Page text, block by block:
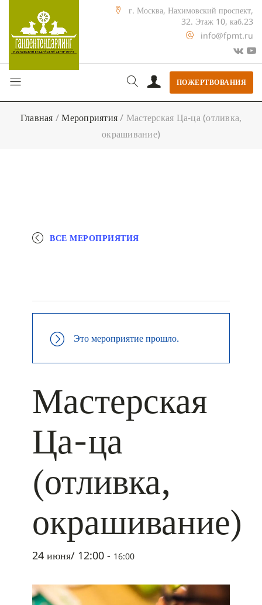
г. Москва, Нахимовский проспект,
32. Этаж 10, каб.23
info@fpmt.ru
ПОЖЕРТВОВАНИЯ
Главная /Мероприятия/ Мастерская Ца-ца (отливка,
окрашивание)
ВСЕ МЕРОПРИЯТИЯ
Это мероприятие прошло.
Мастерская
Ца-ца
(отливка,
окрашивание)
24 июня/ 12:00 - 16:00